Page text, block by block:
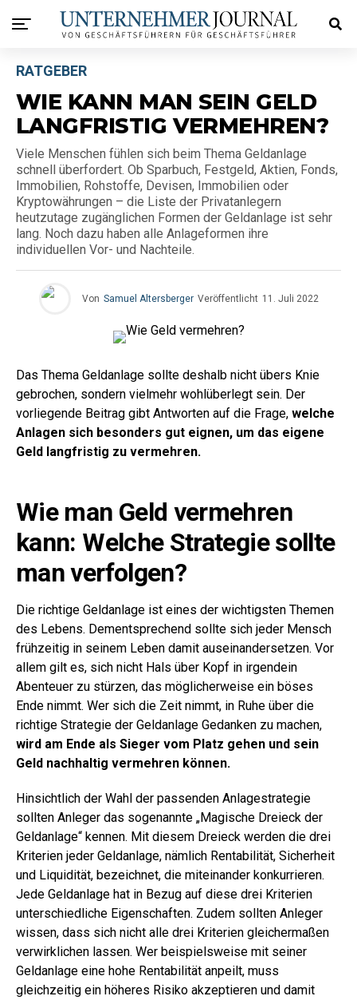
RATGEBER
WIE KANN MAN SEIN GELD
LANGFRISTIG VERMEHREN?
Viele Menschen fühlen sich beim Thema Geldanlage
schnell überfordert. Ob Sparbuch, Festgeld, Aktien, Fonds,
Immobilien, Rohstoffe, Devisen, Immobilien oder
Kryptowährungen – die Liste der Privatanlegern
heutzutage zugänglichen Formen der Geldanlage ist sehr
lang. Noch dazu haben alle Anlageformen ihre
individuellen Vor- und Nachteile.
Von Samuel Altersberger Veröffentlicht 11. Juli 2022
Das Thema Geldanlage sollte deshalb nicht übers Knie
gebrochen, sondern vielmehr wohlüberlegt sein. Der
vorliegende Beitrag gibt Antworten auf die Frage, welche
Anlagen sich besonders gut eignen, um das eigene
Geld langfristig zu vermehren.
Wie man Geld vermehren
kann: Welche Strategie sollte
man verfolgen?
Die richtige Geldanlage ist eines der wichtigsten Themen
des Lebens. Dementsprechend sollte sich jeder Mensch
frühzeitig in seinem Leben damit auseinandersetzen. Vor
allem gilt es, sich nicht Hals über Kopf in irgendein
Abenteuer zu stürzen, das möglicherweise ein böses
Ende nimmt. Wer sich die Zeit nimmt, in Ruhe über die
richtige Strategie der Geldanlage Gedanken zu machen,
wird am Ende als Sieger vom Platz gehen und sein
Geld nachhaltig vermehren können.
Hinsichtlich der Wahl der passenden Anlagestrategie
sollten Anleger das sogenannte „Magische Dreieck der
Geldanlage“ kennen. Mit diesem Dreieck werden die drei
Kriterien jeder Geldanlage, nämlich Rentabilität, Sicherheit
und Liquidität, bezeichnet, die miteinander konkurrieren.
Jede Geldanlage hat in Bezug auf diese drei Kriterien
unterschiedliche Eigenschaften. Zudem sollten Anleger
wissen, dass sich nicht alle drei Kriterien gleichermaßen
verwirklichen lassen. Wer beispielsweise mit seiner
Geldanlage eine hohe Rentabilität anpeilt, muss
gleichzeitig ein höheres Risiko akzeptieren und damit